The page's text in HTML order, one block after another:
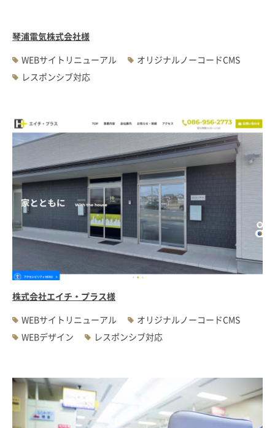
琴浦電気株式会社様
WEBサイトリニューアル
オリジナルノーコードCMS
レスポンシブ対応
株式会社エイチ・プラス様
WEBサイトリニューアル
オリジナルノーコードCMS
WEBデザイン
レスポンシブ対応